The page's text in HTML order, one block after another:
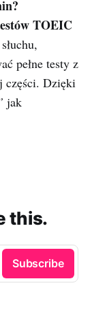
TOEIC
pełne testy z
części. Dzięki
jak
this.
Subscribe